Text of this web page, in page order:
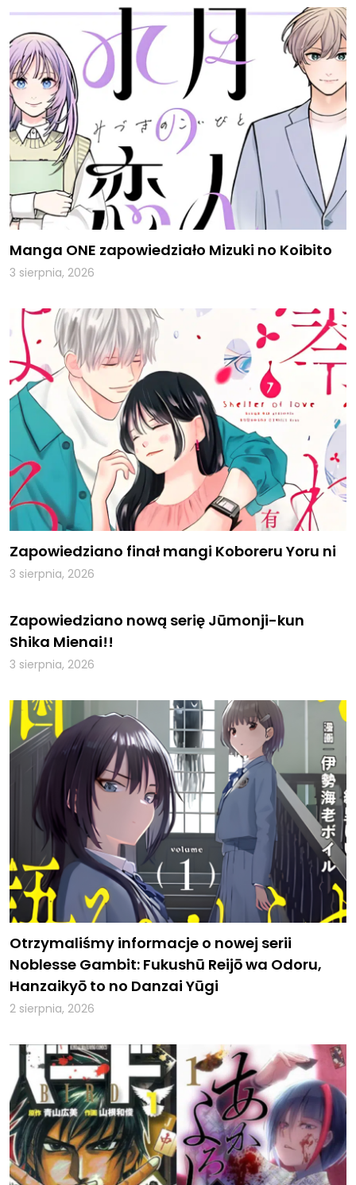
Manga ONE zapowiedziało Mizuki no Koibito
3 sierpnia, 2026
Zapowiedziano finał mangi Koboreru Yoru ni
3 sierpnia, 2026
Zapowiedziano nową serię Jūmonji-kun
Shika Mienai!!
3 sierpnia, 2026
Otrzymaliśmy informacje o nowej serii
Noblesse Gambit: Fukushū Reijō wa Odoru,
Hanzaikyō to no Danzai Yūgi
2 sierpnia, 2026